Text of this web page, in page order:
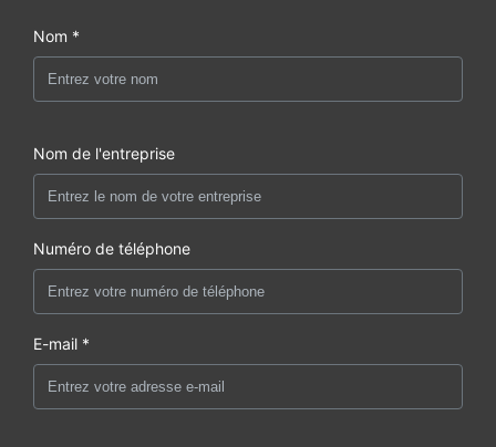
Nom *
Nom de l'entreprise
Numéro de téléphone
E-mail *